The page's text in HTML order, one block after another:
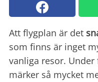
Att flygplan är det
som finns är inget
vanliga resor.
märker så mycket